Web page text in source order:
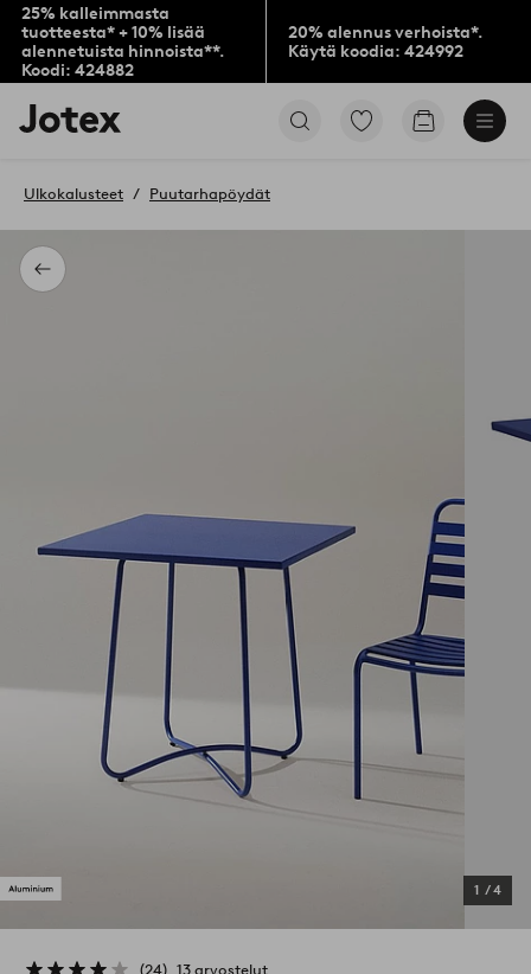
25% kalleimmasta
tuotteesta* + 10% lisää
alennetuista hinnoista**.
Koodi: 424882
20% alennus verhoista*.
Käytä koodia: 424992
Jotex-
logo
aloitussivulle
Siirry
Siirry
Takaisin
Ulkokalusteet Puutarhapöydät
1 /4
24 13 arvostelut